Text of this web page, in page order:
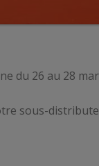
du 26 au 28
sous-